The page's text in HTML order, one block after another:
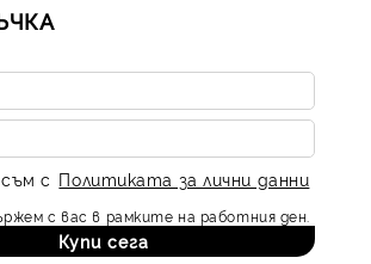
с Политиката за лични данни
с вас в рамките на работния ден.